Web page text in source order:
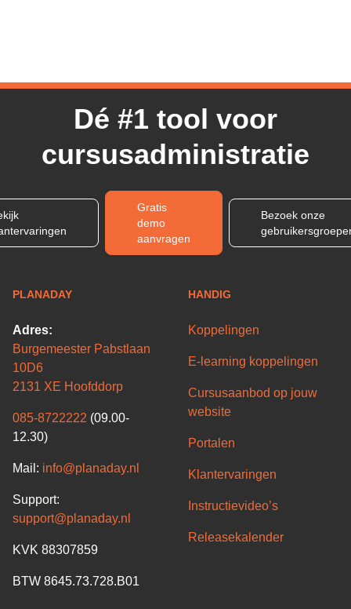
Dé #1 tool voor
cursusadministratie
Gratis
demo
aanvragen
Bezoek onze
PLANADAY
Adres:
Burgemeester Pabstlaan
10D6
2131 XE Hoofddorp
085-8722222 (09.00-
12.30)
Mail: info@planaday.nl
Support:
support@planaday.nl
KVK 88307859
BTW 8645.73.728.B01
HANDIG
Koppelingen
E-learning koppelingen
Cursusaanbod op jouw
website
Portalen
Klantervaringen
Instructievideo’s
Releasekalender